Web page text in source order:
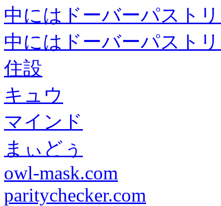
中にはドーバーパスト
中にはドーバーパスト
住設
キュウ
マインド
まぃどぅ
owl-mask.com
paritychecker.com